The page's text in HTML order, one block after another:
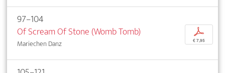
97–104
Of Scream Of Stone (Womb Tomb)
Mariechen Danz
p
€ 7,95